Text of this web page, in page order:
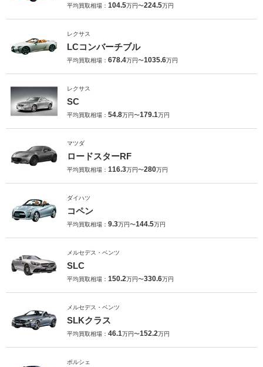
平均買取相場： 104.5万円〜224.5万円
レクサス
LCコンバーチブル
平均買取相場： 678.4万円〜1035.6万円
レクサス
SC
平均買取相場： 54.8万円〜179.1万円
マツダ
ロードスターRF
平均買取相場： 116.3万円〜280万円
ダイハツ
コペン
平均買取相場： 9.3万円〜144.5万円
メルセデス・ベンツ
SLC
平均買取相場： 150.2万円〜330.6万円
メルセデス・ベンツ
SLKクラス
平均買取相場： 46.1万円〜152.2万円
ポルシェ